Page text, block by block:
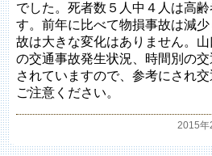
でした。死者数５人中４人は高
す。前年に比べて物損事故は減
故は大きな変化はありません。
の交通事故発生状況、時間別の
されていますので、参考にされ
ご注意ください。
2015年